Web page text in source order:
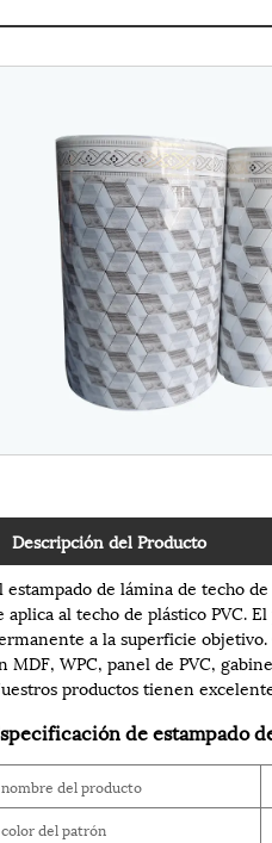
Descripción del Producto
estampado de lámina de techo
aplica al techo de plástico PVC.
a la superficie
MDF, WPC, panel de PVC,
productos tienen
de estampado
nombre del producto
color del patrón